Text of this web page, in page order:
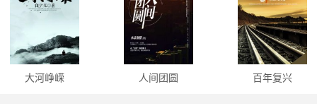
大河峥嵘 人间团圆 百年复兴